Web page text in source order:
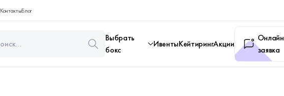
КонтактыБлог
Выбрать
бокс
ИвентыКейтирингАкции
Онлайн
заявка